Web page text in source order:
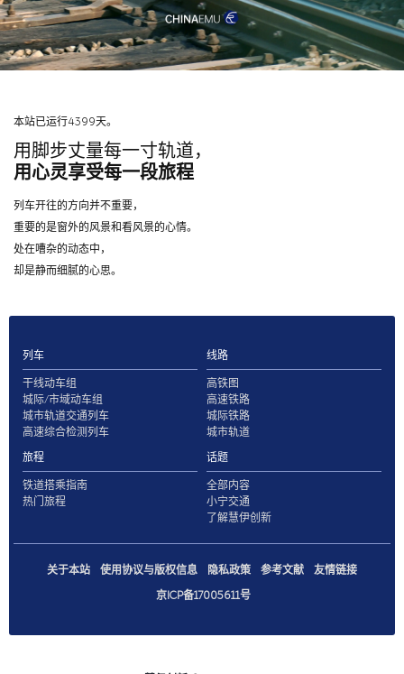
本站已运行4399天。
用脚步丈量每一寸轨道，
用心灵享受每一段旅程
列车开往的方向并不重要，
重要的是窗外的风景和看风景的心情。
处在嘈杂的动态中，
却是静而细腻的心思。
列车
干线动车组
城际/市域动车组
城市轨道交通列车
高速综合检测列车
线路
高铁图
高速铁路
城际铁路
城市轨道
旅程
铁道搭乘指南
热门旅程
话题
全部内容
小宁交通
了解慧伊创新
关于本站 使用协议与版权信息 隐私政策 参考文献
友情链接
京ICP备17005611号